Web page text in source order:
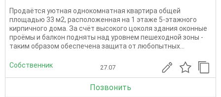
Продаётся уютная однокомнатная квартира общей
площадью 33 м2, расположенная на 1 этаже 5-этажного
кирпичного дома. За счёт высокого цоколя здания оконные
проёмы и балкон подняты над уровнем пешеходной зоны -
таким образом обеспечена защита от любопытных...
Собственник 27.07
Позвонить